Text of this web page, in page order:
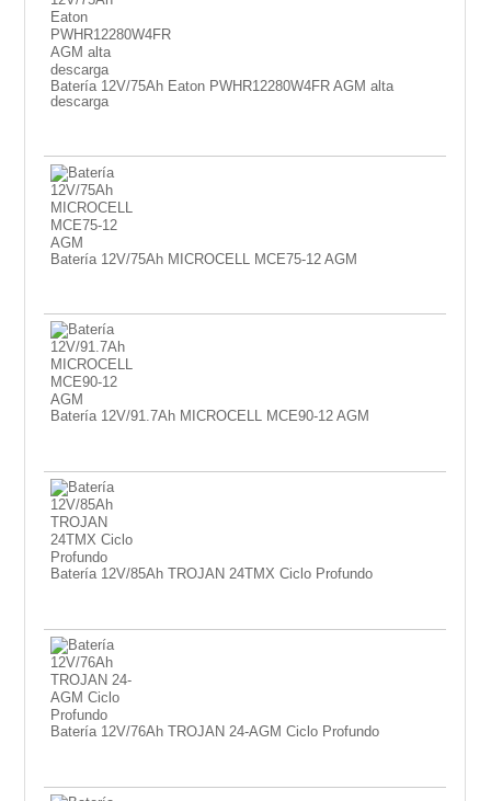
Batería 12V/75Ah Eaton PWHR12280W4FR AGM alta
descarga
Batería 12V/75Ah MICROCELL MCE75-12 AGM
Batería 12V/91.7Ah MICROCELL MCE90-12 AGM
Batería 12V/85Ah TROJAN 24TMX Ciclo Profundo
Batería 12V/76Ah TROJAN 24-AGM Ciclo Profundo